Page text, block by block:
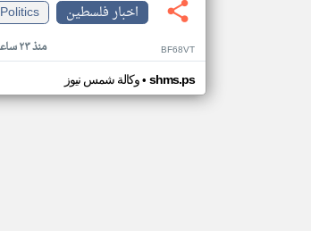
اخبار فلسطين
Politics
منذ ٢٣ ساعة BF68VT
وكالة شمس نيوز• shms.ps